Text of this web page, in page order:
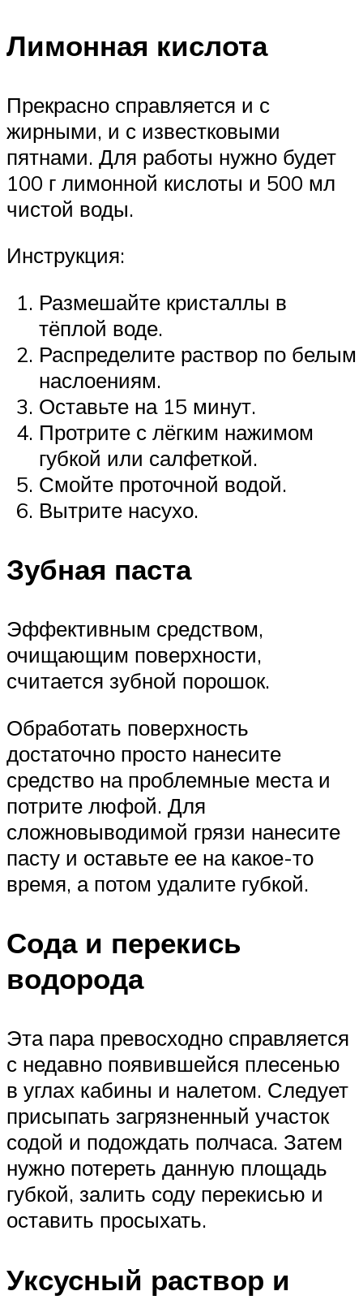
Лимонная кислота
Прекрасно справляется и с
жирными, и с известковыми
пятнами. Для работы нужно будет
100 г лимонной кислоты и 500 мл
чистой воды.
Инструкция:
Размешайте кристаллы в
тёплой воде.
Распределите раствор по белым
наслоениям.
Оставьте на 15 минут.
Протрите с лёгким нажимом
губкой или салфеткой.
Смойте проточной водой.
Вытрите насухо.
Зубная паста
Эффективным средством,
очищающим поверхности,
считается зубной порошок.
Обработать поверхность
достаточно просто нанесите
средство на проблемные места и
потрите люфой. Для
сложновыводимой грязи нанесите
пасту и оставьте ее на какое-то
время, а потом удалите губкой.
Сода и перекись
водорода
Эта пара превосходно справляется
с недавно появившейся плесенью
в углах кабины и налетом. Следует
присыпать загрязненный участок
содой и подождать полчаса. Затем
нужно потереть данную площадь
губкой, залить соду перекисью и
оставить просыхать.
Уксусный раствор и